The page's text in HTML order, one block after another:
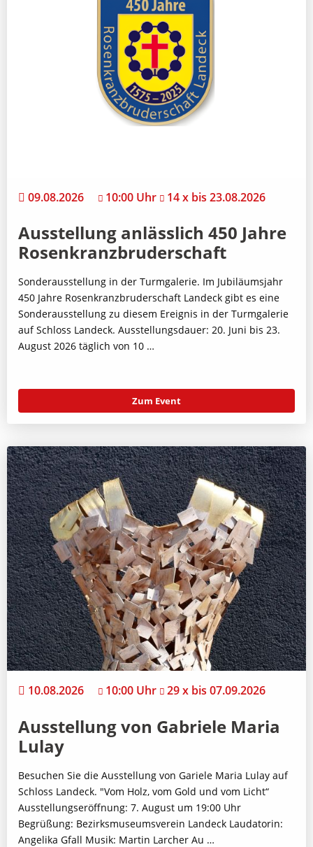
09.08.2026 10:00 Uhr 14 x bis 23.08.2026
Ausstellung anlässlich 450 Jahre
Rosenkranzbruderschaft
Sonderausstellung in der Turmgalerie. Im Jubiläumsjahr
450 Jahre Rosenkranzbruderschaft Landeck gibt es eine
Sonderausstellung zu diesem Ereignis in der Turmgalerie
auf Schloss Landeck. Ausstellungsdauer: 20. Juni bis 23.
August 2026 täglich von 10 …
Zum Event
10.08.2026 10:00 Uhr 29 x bis 07.09.2026
Ausstellung von Gabriele Maria
Lulay
Besuchen Sie die Ausstellung von Gariele Maria Lulay auf
Schloss Landeck. "Vom Holz, vom Gold und vom Licht“
Ausstellungseröffnung: 7. August um 19:00 Uhr
Begrüßung: Bezirksmuseumsverein Landeck Laudatorin:
Angelika Gfall Musik: Martin Larcher Au …